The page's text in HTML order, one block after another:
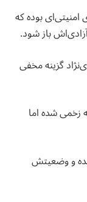
بوده که
باز شود.
گزینه مخفی
زخمی شده اما
و وضعیتش